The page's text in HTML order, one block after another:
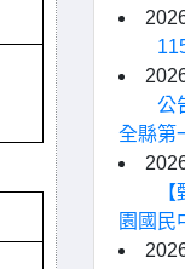
公
全縣第
園國民